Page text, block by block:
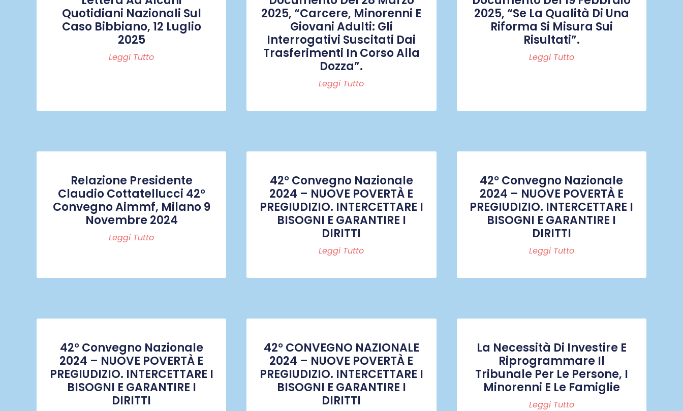
Quotidiani Nazionali Sul
Caso Bibbiano, 12 Luglio
2025
Leggi Tutto
2025, “Carcere, Minorenni E
Giovani Adulti: Gli
Interrogativi Suscitati Dai
Trasferimenti In Corso Alla
Dozza”.
Leggi Tutto
2025, “Se La Qualità Di Una
Riforma Si Misura Sui
Risultati”.
Leggi Tutto
Relazione Presidente
Claudio Cottatellucci 42°
Convegno Aimmf, Milano 9
Novembre 2024
Leggi Tutto
42° Convegno Nazionale
2024 – NUOVE POVERTÀ E
PREGIUDIZIO. INTERCETTARE I
BISOGNI E GARANTIRE I
DIRITTI
Leggi Tutto
42° Convegno Nazionale
2024 – NUOVE POVERTÀ E
PREGIUDIZIO. INTERCETTARE I
BISOGNI E GARANTIRE I
DIRITTI
Leggi Tutto
42° Convegno Nazionale
2024 – NUOVE POVERTÀ E
PREGIUDIZIO. INTERCETTARE I
BISOGNI E GARANTIRE I
DIRITTI
42° CONVEGNO NAZIONALE
2024 – NUOVE POVERTÀ E
PREGIUDIZIO. INTERCETTARE I
BISOGNI E GARANTIRE I
DIRITTI
La Necessità Di Investire E
Riprogrammare Il
Tribunale Per Le Persone, I
Minorenni E Le Famiglie
Leggi Tutto